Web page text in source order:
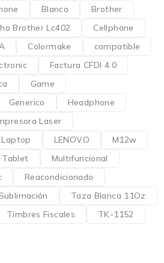
Blanco
Brother
Brother Lc402
Cellphone
Colormake
compatible
Factura CFDI 4.0
Game
Generico
Headphone
Laser
Laptop LENOVO
M12w
Tablet
Multifuncional
Reacondicionado
Taza Blanca 11Oz
Timbres Fiscales
TK-1152